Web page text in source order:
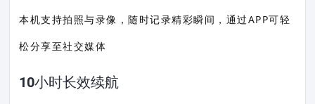
本机支持拍照与录像，随时记录精彩瞬间，通过APP可轻
松分享至社交媒体
10小时长效续航